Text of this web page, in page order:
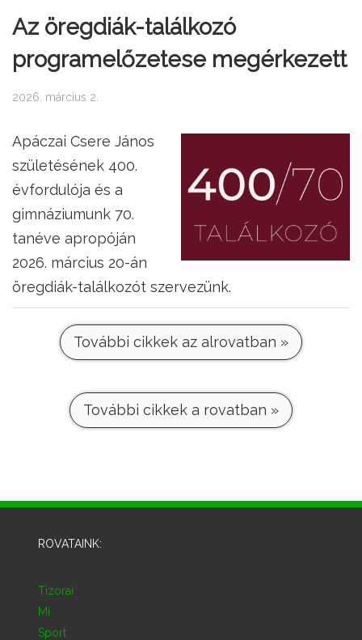
Az öregdiák-találkozó
programelőzetese megérkezett
2026. március 2.
Apáczai Csere János
születésének 400.
évfordulója és a
gimnáziumunk 70.
tanéve apropóján
2026. március 20-án
öregdiák-találkozót szervezünk.
További cikkek az alrovatban »
További cikkek a rovatban »
ROVATAINK:
Tízórai
Mi
Sport